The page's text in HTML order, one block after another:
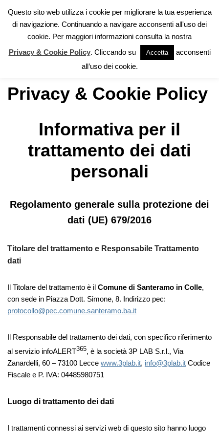
Vai
contenuto
Privacy & Cookie Policy
Privacy & Cookie Policy
Informativa per il
trattamento dei dati
personali
Regolamento generale sulla protezione dei
dati (UE) 679/2016
Titolare del trattamento e Responsabile Trattamento
dati
Il Titolare del trattamento è il Comune di Santeramo in Colle,
con sede in Piazza Dott. Simone, 8. Indirizzo pec:
protocollo@pec.comune.santeramo.ba.it
Il Responsabile del trattamento dei dati, con specifico riferimento
al servizio infoALERT365, è la società 3P LAB S.r.l., Via
Zanardelli, 60 – 73100 Lecce www.3plab.it, info@3plab.it Codice
Fiscale e P. IVA: 04485980751
Luogo di trattamento dei dati
I trattamenti connessi ai servizi web di questo sito hanno luogo
Questo sito web utilizza i cookie per migliorare la tua esperienza
di navigazione. Continuando a navigare acconsenti all'uso dei
cookie. Per maggiori informazioni consulta la nostra
Privacy & Cookie Policy. Cliccando su Accetta
acconsenti
all’uso dei cookie.